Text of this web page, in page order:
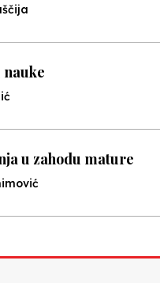
nauke
u zahodu mature